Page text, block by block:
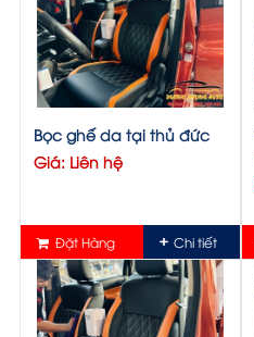
Bọc ghế da tại thủ đức
Giá: Liên hệ
Đặt Hàng Chi tiết